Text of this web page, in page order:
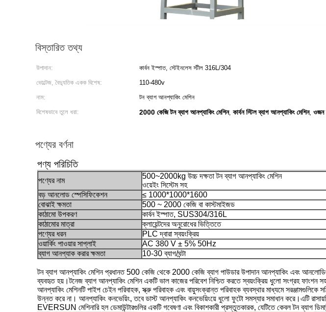
বিস্তারিত তথ্য
উপাদান: কার্বন ইস্পাত, স্টেইনলেস স্টীল 316L/304
ভোল্টেজ, বৈদ্যুতিক একক বিশেষ:
110-480v
নাম:
টন ব্যাগ আনপ্যাকিং মেশিন
বিশেষভাবে তুলে ধরা:
2000 কেজি টন ব্যাগ আনপ্যাকিং মেশিন, কার্বন স্টিল ব্যাগ আনপ্যাকিং মেশিন, ওজন
পণ্যের বর্ণনা
পণ্য পরিচিতি
পণ্যের নাম
500~2000kg উচ্চ দক্ষতা টন ব্যাগ আনপ্যাকিং মেশিন
ওয়েইং সিস্টেম সহ
বড় আনলোড স্পেসিফিকেশন
≤ 1000*1000*1600
বোঝাই ক্ষমতা
500 ~ 2000 কেজি বা কাস্টমাইজড
কাঠামো উপকরণ
কার্বন ইস্পাত, SUS304/316L
কাঠামোর মাত্রা
ক্লায়েন্টদের অনুরোধের ভিত্তিতে
পণ্যের ধরন
PLC দ্বারা স্বয়ংক্রিয়
ওয়ার্কিং পাওয়ার সাপ্লাই
AC 380 V ± 5% 50Hz
ব্যাগ আনপ্যাক করার ক্ষমতা
10-30 ব্যাগ/ঘন্টা
টন ব্যাগ আনপ্যাকিং মেশিন প্রধানত 500 কেজি থেকে 2000 কেজি ব্যাগ পাউডার উপাদান আনপ্যাকিং এবং আনলোডিং
ব্যবহৃত হয়।টনেজ ব্যাগ আনপ্যাকিং মেশিন একটি ভাল কাজের পরিবেশ নিশ্চিত করতে স্বয়ংক্রিয় ধুলো সংগ্রহ
আনপ্যাকিং মেশিনটি পাইপ চেইন পরিবাহক, স্ক্রু পরিবাহক এবং বায়ুসংক্রান্ত পরিবাহক ব্যবস্থার মাধ্যমে
উন্নত করে না। আনপ্যাকিং কনভেয়িং, তবে ডাস্ট আনপ্যাকিং কনভেয়িংয়ে ধুলো ফুটো সমস্যার সমাধান করে।এটি
EVERSUN মেশিনারি হল ডেমাউন্টারগুলির একটি গবেষণা এবং বিকাশকারী প্রস্তুতকারক, যেটিতে কেবল টন ব্যাগ